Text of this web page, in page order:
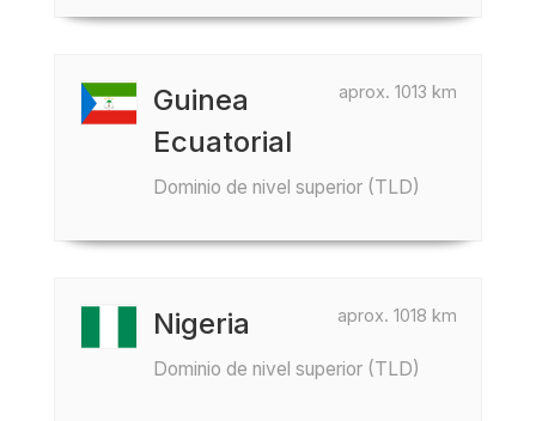
aprox. 1013 km
Guinea
Ecuatorial
Dominio de nivel superior (TLD)
aprox. 1018 km
Nigeria
Dominio de nivel superior (TLD)